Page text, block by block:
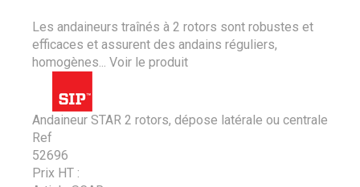
Les andaineurs traînés à 2 rotors sont robustes et
efficaces et assurent des andains réguliers,
homogènes...
Voir le produit
Andaineur STAR 2 rotors, dépose latérale ou centrale
Ref
52696
Prix HT :